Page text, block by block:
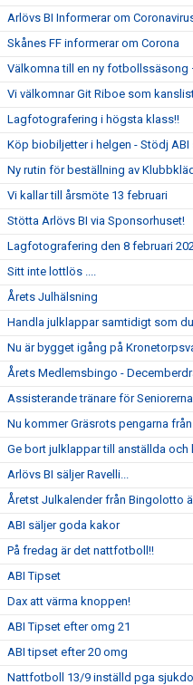
Arlövs BI Informerar om
Skånes FF informerar om Corona
Välkomna till en ny fotbollssäsong
Vi välkomnar Git Riboe som
Lagfotografering i högsta klass!!
Köp biobiljetter i helgen - Stödj
Ny rutin för beställning av
Vi kallar till årsmöte 13 februari
Stötta Arlövs BI via Sponsorhuset!
Lagfotografering den 8 februari
Sitt inte lottlös ....
Årets Julhälsning
Handla julklappar samtidigt som
Nu är bygget igång på
Årets Medlemsbingo -
Assisterande tränare för Seniorerna
Nu kommer Gräsrots pengarna
Ge bort julklappar till anställda och
Arlövs BI säljer Ravelli...
Åretst Julkalender från Bingolotto
ABI säljer goda kakor
På fredag är det nattfotboll!!
ABI Tipset
Dax att värma knoppen!
ABI Tipset efter omg 21
ABI tipset efter 20 omg
Nattfotboll 13/9 inställd pga